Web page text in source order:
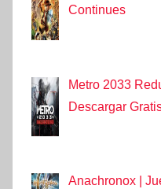
Continues
Metro 2033
Descargar
Anachronox |